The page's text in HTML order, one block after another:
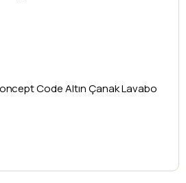
Code Altın Çanak Lavabo